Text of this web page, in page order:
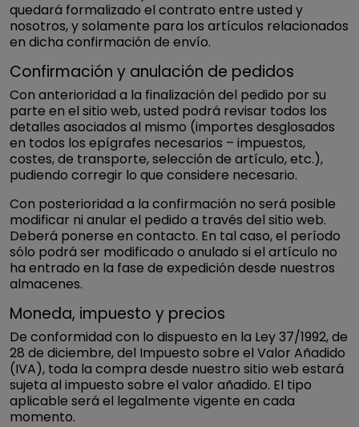
quedará formalizado el contrato entre usted y
nosotros, y solamente para los artículos relacionados
en dicha confirmación de envío.
Confirmación y anulación de pedidos
Con anterioridad a la finalización del pedido por su
parte en el sitio web, usted podrá revisar todos los
detalles asociados al mismo (importes desglosados
en todos los epígrafes necesarios – impuestos,
costes, de transporte, selección de artículo, etc.),
pudiendo corregir lo que considere necesario.
Con posterioridad a la confirmación no será posible
modificar ni anular el pedido a través del sitio web.
Deberá ponerse en contacto. En tal caso, el período
sólo podrá ser modificado o anulado si el artículo no
ha entrado en la fase de expedición desde nuestros
almacenes.
Moneda, impuesto y precios
De conformidad con lo dispuesto en la Ley 37/1992, de
28 de diciembre, del Impuesto sobre el Valor Añadido
(IVA), toda la compra desde nuestro sitio web estará
sujeta al impuesto sobre el valor añadido. El tipo
aplicable será el legalmente vigente en cada
momento.